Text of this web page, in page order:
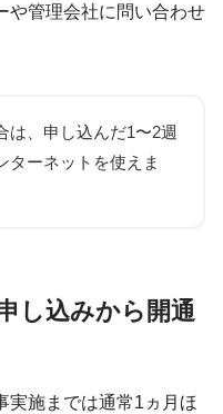
や管理会社に問い合わせ
は、申し込んだ1〜2週
ターネットを使えま
し込みから開通
実施までは通常1ヵ月ほ